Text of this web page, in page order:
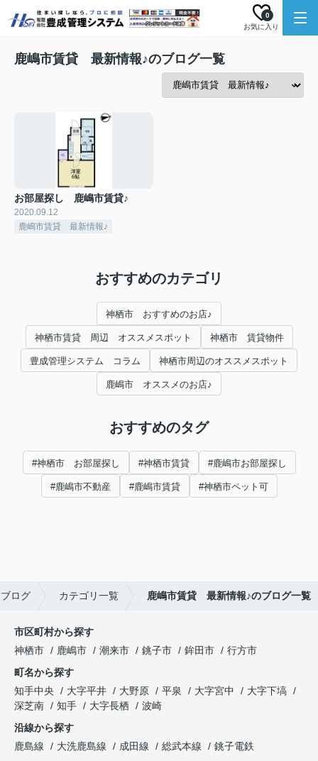
お気に入り
0
鹿嶋市賃貸 最新情報♪のブログ一覧
お部屋探し 鹿嶋市賃貸♪
2020.09.12
鹿嶋市賃貸 最新情報♪
おすすめのカテゴリ
神栖市 おすすめのお店♪
神栖市賃貸 周辺 オススメスポット 神栖市 賃貸物件
豊成管理システム コラム 神栖市周辺のオススメスポット
鹿嶋市 オススメのお店♪
おすすめのタグ
#神栖市 お部屋探し #神栖市賃貸 #鹿嶋市お部屋探し
#鹿嶋市不動産 #鹿嶋市賃貸 #神栖市ペット可
ブログ カテゴリ一覧 鹿嶋市賃貸 最新情報♪のブログ一覧
市区町村から探す
神栖市
鹿嶋市 潮来市 銚子市 鉾田市
行方市
町名から探す
知手中央
大字平井 大野原 平泉 大字宮中
大字下塙
深芝南
知手 大字長栖
波崎
沿線から探す
鹿島線
大洗鹿島線 成田線 総武本線
銚子電鉄